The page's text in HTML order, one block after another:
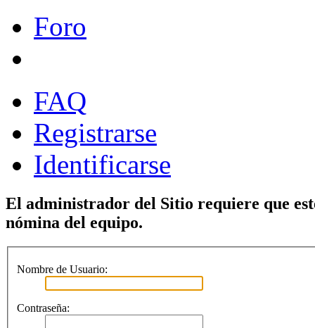
Foro
FAQ
Registrarse
Identificarse
El administrador del Sitio requiere que
nómina del equipo.
Nombre de Usuario:
Contraseña: